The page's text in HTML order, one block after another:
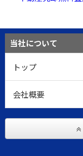
当社について
トップ
会社概要